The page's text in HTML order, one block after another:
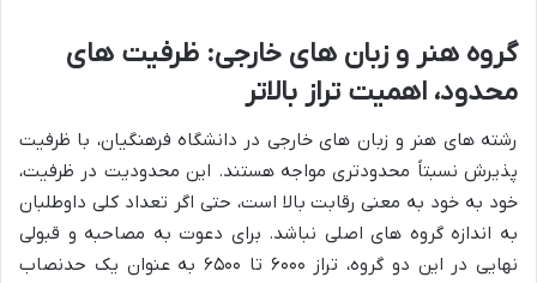
گروه هنر و زبان های خارجی: ظرفیت های
محدود، اهمیت تراز بالاتر
رشته های هنر و زبان های خارجی در دانشگاه فرهنگیان، با ظرفیت
پذیرش نسبتاً محدودتری مواجه هستند. این محدودیت در ظرفیت،
خود به خود به معنی رقابت بالا است، حتی اگر تعداد کلی داوطلبان
به اندازه گروه های اصلی نباشد. برای دعوت به مصاحبه و قبولی
نهایی در این دو گروه، تراز ۶۰۰۰ تا ۶۵۰۰ به عنوان یک حدنصاب